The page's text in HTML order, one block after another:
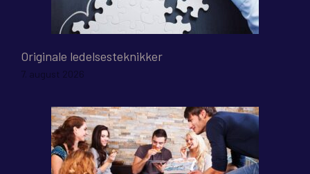
Originale ledelsesteknikker
7. august 2026